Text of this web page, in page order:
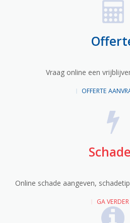
Vraag online een
OFFERTE
Online schade aangeven,
GA VERDER